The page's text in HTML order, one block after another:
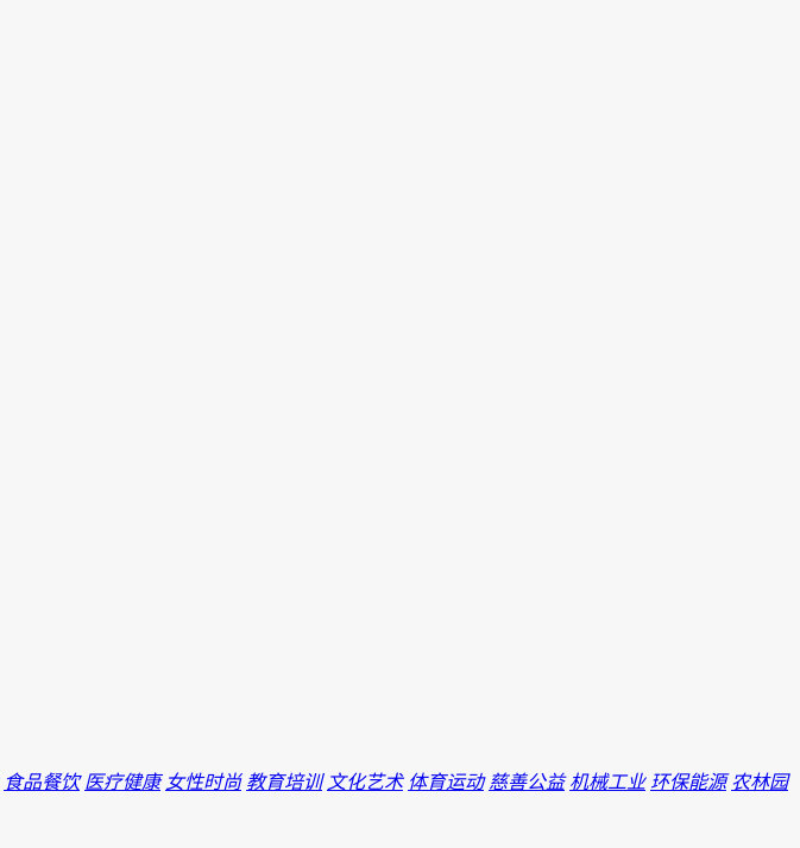
食品餐饮 医疗健康 女性时尚 教育培训 文化艺术 体育运动 慈善公益 机械工业 环保能源 农林园